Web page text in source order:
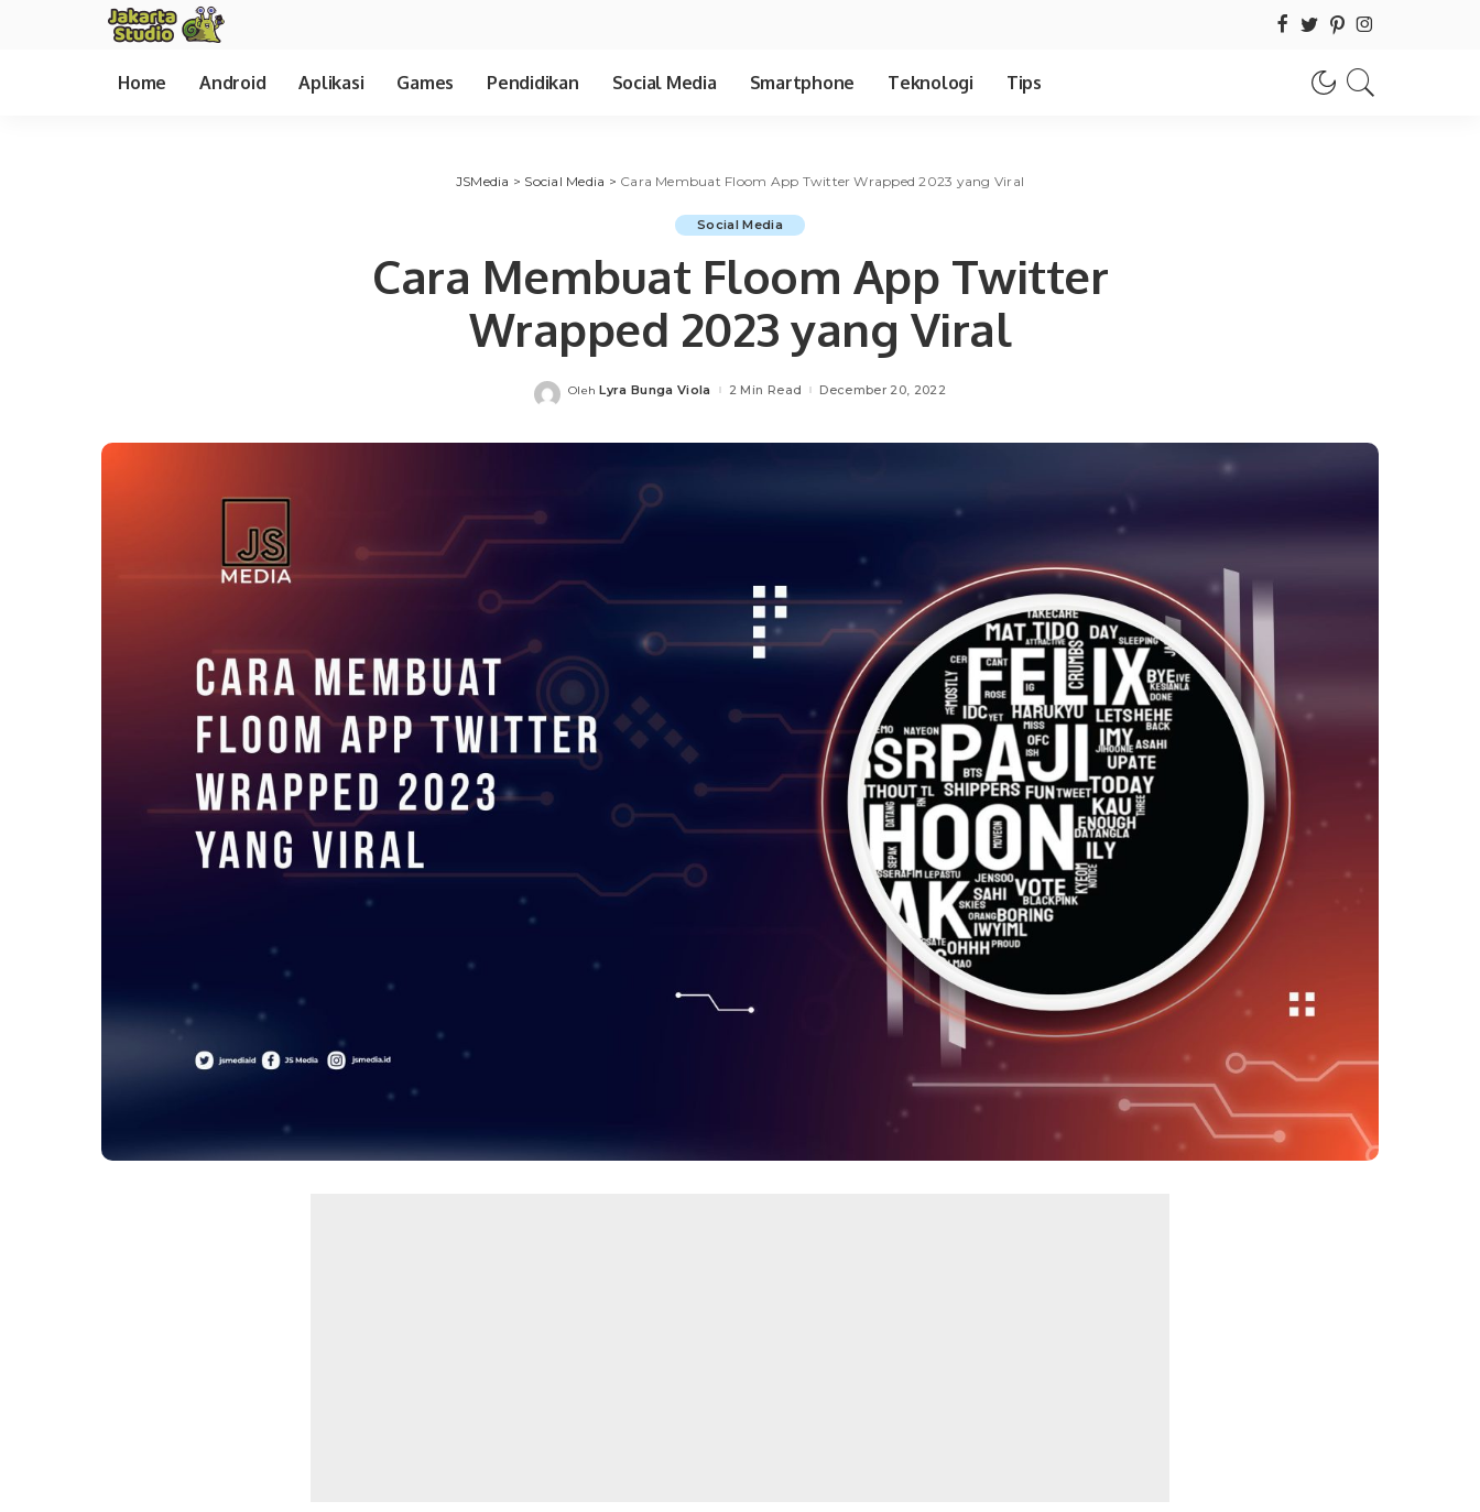
Home Android Aplikasi Games Pendidikan Social Media Smartphone Teknologi Tips
JSMedia > Social Media > Cara Membuat Floom App Twitter Wrapped 2023 yang Viral
Social Media
Cara Membuat Floom App Twitter
Wrapped 2023 yang Viral
Posted
Oleh Lyra Bunga Viola 2 Min Read December 20, 2022